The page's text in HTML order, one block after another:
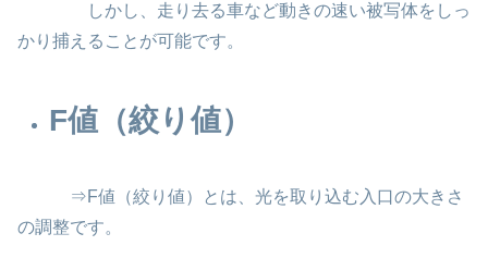
しかし、走り去る車など動きの速い被写体をしっ
かり捕えることが可能です。
F値（絞り値）
⇒F値（絞り値）とは、光を取り込む入口の大きさ
の調整です。